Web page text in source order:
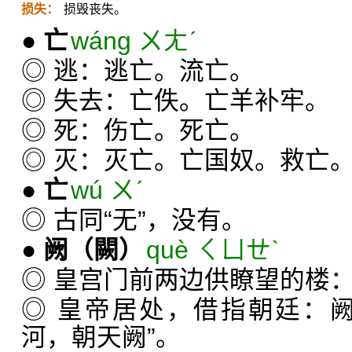
损失： 损毁丧失。
● 亡wáng ㄨㄤˊ
◎ 逃：逃亡。流亡。
◎ 失去：亡佚。亡羊补牢。
◎ 死：伤亡。死亡。
◎ 灭：灭亡。亡国奴。救亡
● 亡wú ㄨˊ
◎ 古同“无”，没有。
● 阙 （闕）
què ㄑㄩㄝˋ
◎ 皇宫门前两边供瞭望的楼
◎ 皇帝居处，借指朝廷：
河，朝天阙”。